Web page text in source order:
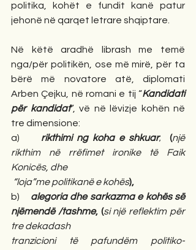
politika, kohët e fundit kanë patur
jehonë në qarqet letrare shqiptare.
Në këtë aradhë librash me temë
nga/për politikën, ose më mirë, për ta
bërë më novatore atë, diplomati
Arben Çejku, në romani e tij “Kandidati
për kandidat”, vë në lëvizje kohën në
tre dimensione:
a) rikthimi ng koha e shkuar; (një
rikthim në rrëfimet ironike të Faik
Konicës, dhe
“loja”me politikanë e kohës),
b) alegoria dhe sarkazma e kohës së
njëmendë /tashme, (si një reflektim për
tre dekadash
tranzicioni të pafundëm politiko-